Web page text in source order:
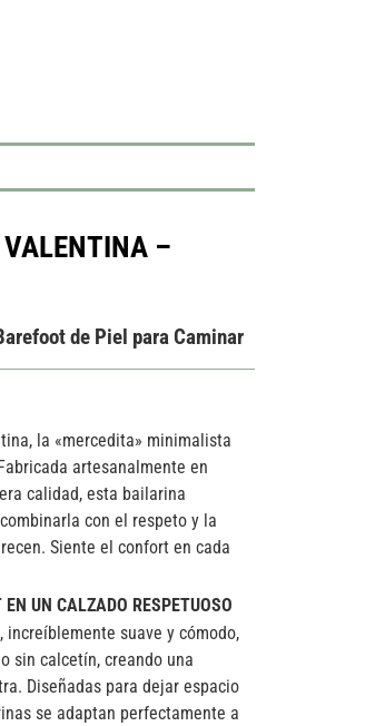
–
de Piel para Caminar
la «mercedita» minimalista
artesanalmente en
calidad, esta bailarina
con el respeto y la
Siente el confort en cada
UN CALZADO RESPETUOSO
suave y cómodo,
sin calcetín, creando una
Diseñadas para dejar espacio
se adaptan perfectamente a